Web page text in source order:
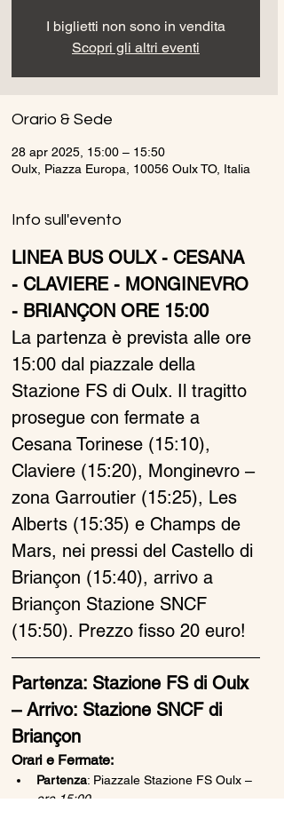
I biglietti non sono in vendita
Scopri gli altri eventi
Orario & Sede
28 apr 2025, 15:00 – 15:50
Oulx, Piazza Europa, 10056 Oulx TO, Italia
Info sull'evento
LINEA BUS OULX - CESANA
- CLAVIERE - MONGINEVRO
- BRIANÇON ORE 15:00
La partenza è prevista alle ore
15:00 dal piazzale della
Stazione FS di Oulx. Il tragitto
prosegue con fermate a
Cesana Torinese (15:10),
Claviere (15:20), Monginevro –
zona Garroutier (15:25), Les
Alberts (15:35) e Champs de
Mars, nei pressi del Castello di
Briançon (15:40), arrivo a
Briançon Stazione SNCF
(15:50). Prezzo fisso 20 euro!
Partenza: Stazione FS di Oulx
– Arrivo: Stazione SNCF di
Briançon
Orari e Fermate:
Partenza: Piazzale Stazione FS Oulx –
ore 15:00